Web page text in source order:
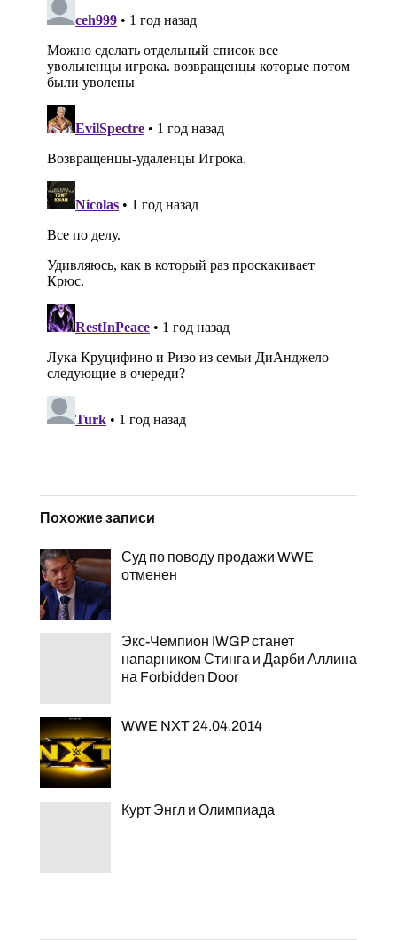
Похожие записи
Суд по поводу продажи WWE
отменен
Экс-Чемпион IWGP станет
напарником Стинга и Дарби Аллина
на Forbidden Door
WWE NXT 24.04.2014
Курт Энгл и Олимпиада